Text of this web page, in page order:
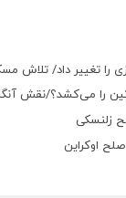
تغییر داد/ تلاش
را می‌کشد؟/نقش
زلنسکی
اوکراین